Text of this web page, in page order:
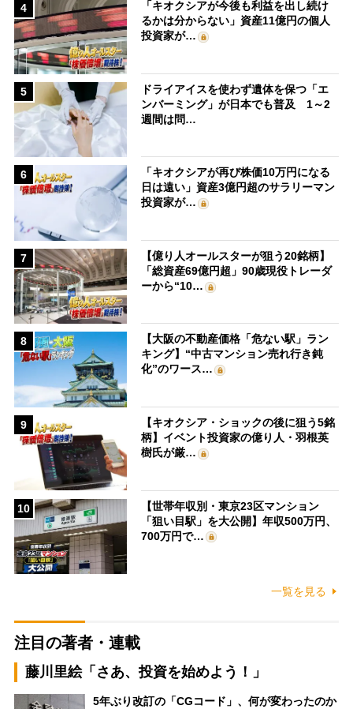
4
「キオクシアが今後も利益を出し続け
るかは分からない」資産11億円の個人
投資家が…
5
ドライアイスを使わず遺体を保つ「エ
ンバーミング」が日本でも普及 1～2
週間は問…
6
「キオクシアが再び株価10万円になる
日は遠い」資産3億円超のサラリーマン
投資家が…
7
【億り人オールスターが狙う20銘柄】
「総資産69億円超」90歳現役トレーダ
ーから“10…
8
【大阪の不動産価格「危ない駅」ラン
キング】“中古マンション売れ行き鈍
化”のワース…
9
【キオクシア・ショックの後に狙う5銘
柄】イベント投資家の億り人・羽根英
樹氏が厳…
10
【世帯年収別・東京23区マンション
「狙い目駅」を大公開】年収500万円、
700万円で…
一覧を見る
注目の著者・連載
藤川里絵「さあ、投資を始めよう！」
5年ぶり改訂の「CGコード」、何が変わったのか